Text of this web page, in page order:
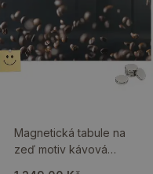
Magnetická tabule na
zeď motiv kávová